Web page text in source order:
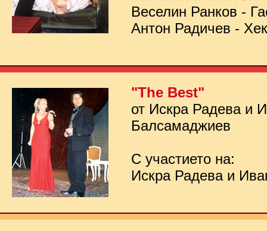
Веселин Ранков -
Антон Радичев -
"The Best"
от Искра Радева и
Балсамаджиев
С участието на:
Искра Радева и